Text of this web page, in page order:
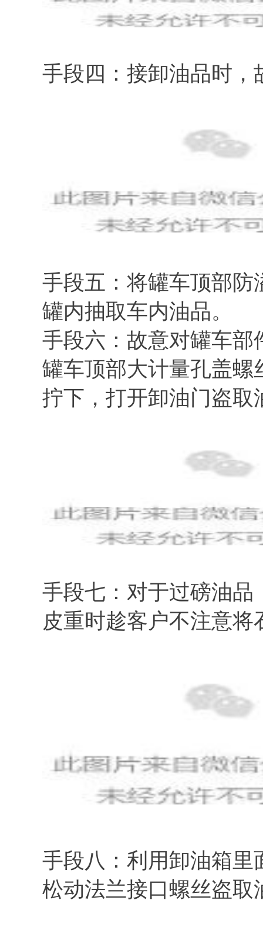
手段四：接卸油品时，
手段五：将罐车顶部防
罐内抽取车内油品。
手段六：故意对罐车部
罐车顶部大计量孔盖螺
拧下，打开卸油门盗取
手段七：对于过磅油品
皮重时趁客户不注意将
手段八：利用卸油箱里
松动法兰接口螺丝盗取